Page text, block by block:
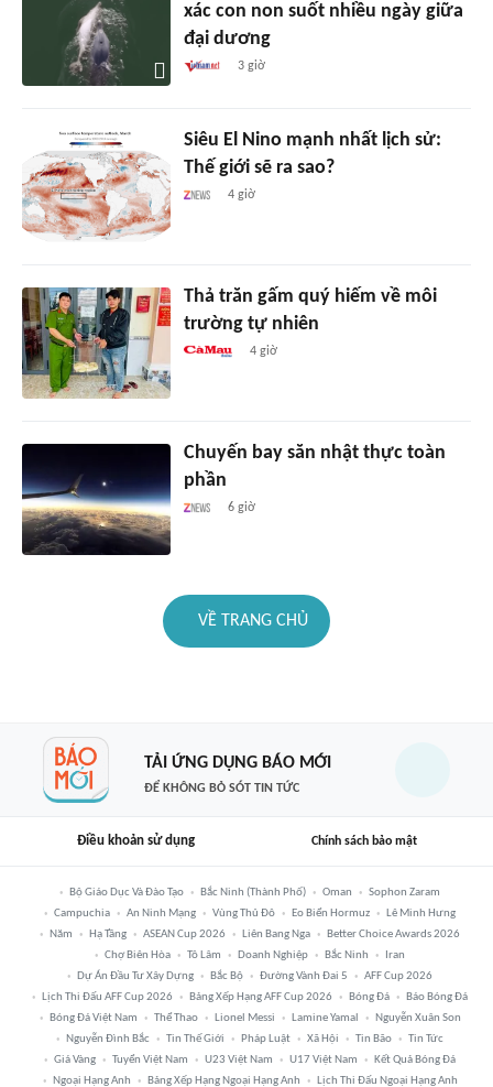
xác con non suốt nhiều ngày giữa
đại dương
3 giờ
Siêu El Nino mạnh nhất lịch sử:
Thế giới sẽ ra sao?
4 giờ
Thả trăn gấm quý hiếm về môi
trường tự nhiên
4 giờ
Chuyến bay săn nhật thực toàn
phần
6 giờ
VỀ TRANG CHỦ
TẢI ỨNG DỤNG BÁO MỚI
ĐỂ KHÔNG BỎ SÓT TIN TỨC
Điều khoản sử dụng Chính sách bảo mật
Bộ Giáo Dục Và Đào Tạo Bắc Ninh (thành Phố) Oman
Sophon Zaram
Campuchia
An Ninh Mạng Vùng Thủ Đô Eo Biển Hormuz
Lê Minh Hưng
Năm
Hạ Tầng ASEAN Cup 2026 Liên Bang Nga
Better Choice Awards 2026
Chợ Biên Hòa
Tô Lâm Doanh Nghiệp Bắc Ninh
Iran
Dự Án Đầu Tư Xây Dựng
Bắc Bộ Đường Vành Đai 5
AFF Cup 2026
Lịch Thi Đấu AFF Cup 2026
Bảng Xếp Hạng AFF Cup 2026 Bóng Đá
Báo Bóng Đá
Bóng Đá Việt Nam
Thể Thao Lionel Messi Lamine Yamal
Nguyễn Xuân Son
Nguyễn Đình Bắc
Tin Thế Giới Pháp Luật Xã Hội Tin Bão
Tin Tức
Giá Vàng
Tuyển Việt Nam U23 Việt Nam U17 Việt Nam
Kết Quả Bóng Đá
Ngoại Hạng Anh
Bảng Xếp Hạng Ngoại Hạng Anh Lịch Thi Đấu Ngoại Hạng Anh